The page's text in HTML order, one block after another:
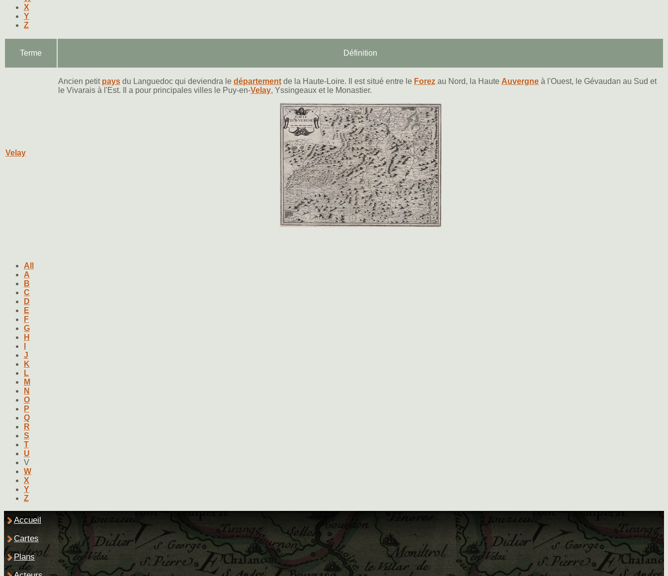
X
Y
Z
Terme Définition
Velay
Ancien petit pays du Languedoc qui deviendra le départementde la Haute-Loire. Il est situé entre le Forez au Nord, la Haute Auvergne à l'Ouest, le Gévaudan au Sud et
le Vivarais à l'Est. Il a pour principales villes le Puy-en-Velay, Yssingeaux et le Monastier.
All
A
B
C
D
E
F
G
H
J
K
L
M
N
O
P
Q
R
S
T
U
V
W
X
Y
Z
Accueil
Cartes
Plans